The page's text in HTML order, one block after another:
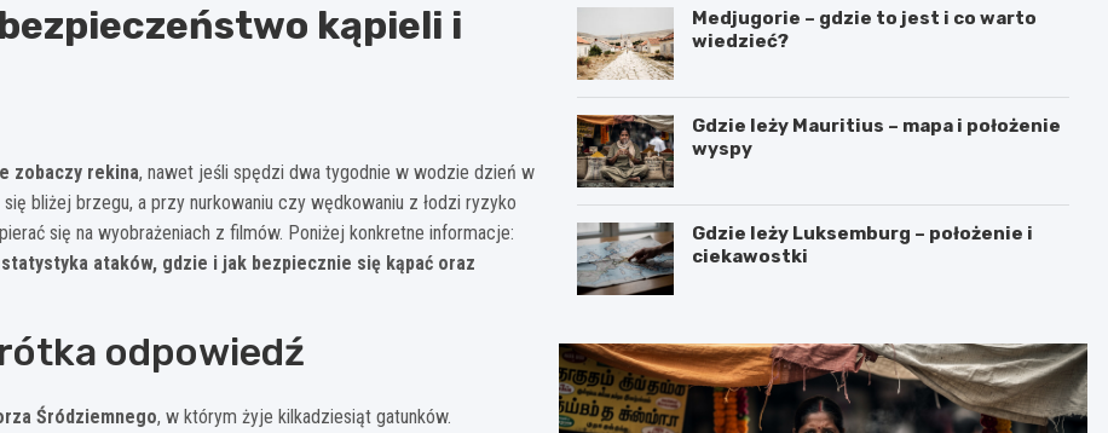
kąpieli i
zobaczy rekina, nawet jeśli spędzi dwa tygodnie w wodzie dzień w
bliżej brzegu, a przy nurkowaniu czy wędkowaniu z łodzi ryzyko
się na wyobrażeniach z filmów. Poniżej konkretne informacje:
ataków, gdzie i jak bezpiecznie się kąpać oraz
odpowiedź
Śródziemnego, w którym żyje kilkadziesiąt gatunków.
Medjugorie – gdzie to jest i co warto
wiedzieć?
Gdzie leży Mauritius – mapa i położenie
wyspy
Gdzie leży Luksemburg – położenie i
ciekawostki